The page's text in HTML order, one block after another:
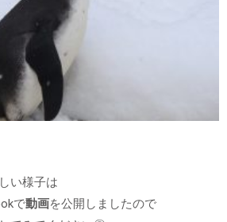
い様子は
で動画を公開しましたので